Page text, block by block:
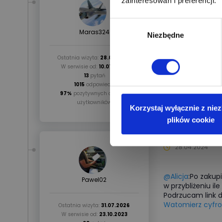
Niezbędne
Korzystaj wyłącznie z
plików cookie
Maras324
Ostatnia wizyta: 28.07.2026
W serwisie od: 10.07.2023
13pytań
1015 odpowiedzi
97% pozytywnych ocen od
użytkowników
automatycznie
regulacja
oszczędzimy na
Pawel02
Ostatnia wizyta: 31.07.2026
W serwisie od: 23.10.2023
28.04.2024
@Alicja:Po
w przybliżeniu
Podrzucam link
Watomierz